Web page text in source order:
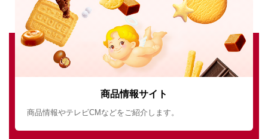
商品情報サイト
商品情報やテレビCMなどをご紹介します。